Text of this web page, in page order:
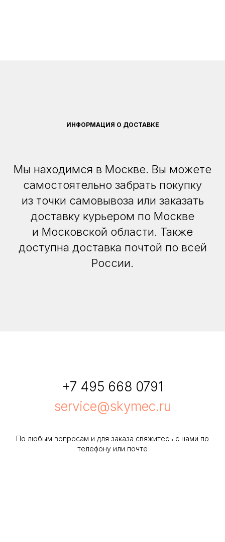
ИНФОРМАЦИЯ О ДОСТАВКЕ
Мы находимся в Москве. Вы можете
самостоятельно забрать покупку
из точки самовывоза или заказать
доставку курьером по Москве
и Московской области. Также
доступна доставка почтой по всей
России.
+7 495 668 0791
service@skymec.ru
По любым вопросам и для заказа свяжитесь с нами по
телефону или почте